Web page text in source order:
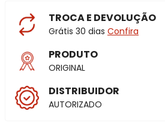
TROCA E DEVOLUÇÃO
Grátis 30 dias Confira
PRODUTO
ORIGINAL
DISTRIBUIDOR
AUTORIZADO